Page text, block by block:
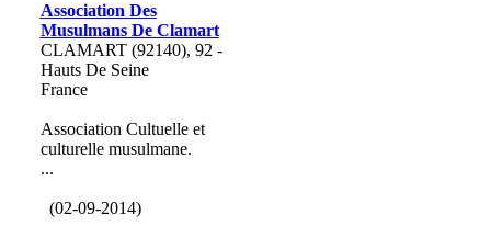
Association Des
Musulmans De Clamart
CLAMART (92140), 92 -
Hauts De Seine
France
Association Cultuelle et
culturelle musulmane.
...
(02-09-2014)